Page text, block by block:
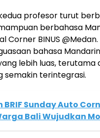
profesor turut
berbahasa
Corner BINUS
bahasa
lebih luas, terutama
semakin terintegrasi.
Sunday Auto
Bali Wujudkan